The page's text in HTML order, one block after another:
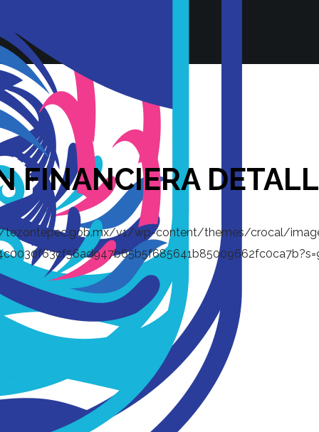
FINANCIERA
tezontepec.gob.mx/v1/wp-content/themes/crocal/